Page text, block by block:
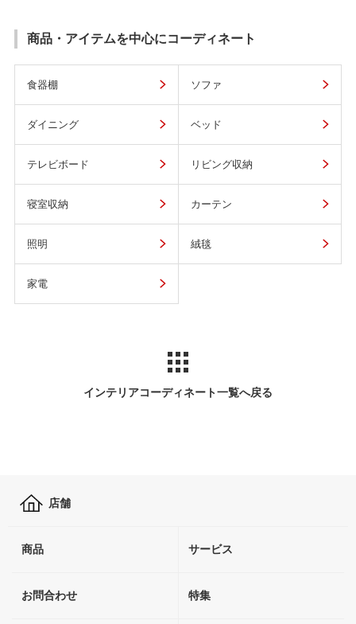
商品・アイテムを中心にコーディネート
食器棚 ソファ
ダイニング ベッド
テレビボード リビング収納
寝室収納 カーテン
照明 絨毯
家電
インテリアコーディネート一覧へ戻る
店舗
商品 サービス
お問合わせ 特集